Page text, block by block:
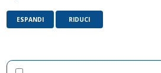
ESPANDI RIDUCI